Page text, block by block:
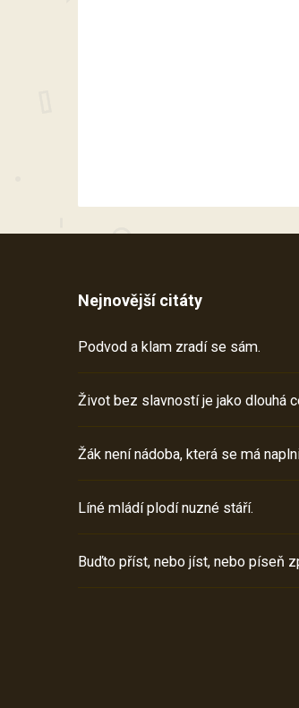
Nejnovější citáty
Podvod a klam zradí se sám.
Život bez slavností je jako dlouhá
Žák není nádoba, která se má
Líné mládí plodí nuzné stáří.
Buďto příst, nebo jíst, nebo píseň